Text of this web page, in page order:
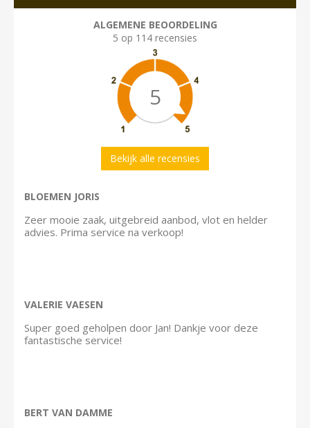
ALGEMENE BEOORDELING
5 op 114 recensies
5
Bekijk alle recensies
BLOEMEN JORIS
Zeer mooie zaak, uitgebreid aanbod, vlot en helder
advies. Prima service na verkoop!
VALERIE VAESEN
Super goed geholpen door Jan! Dankje voor deze
fantastische service!
BERT VAN DAMME